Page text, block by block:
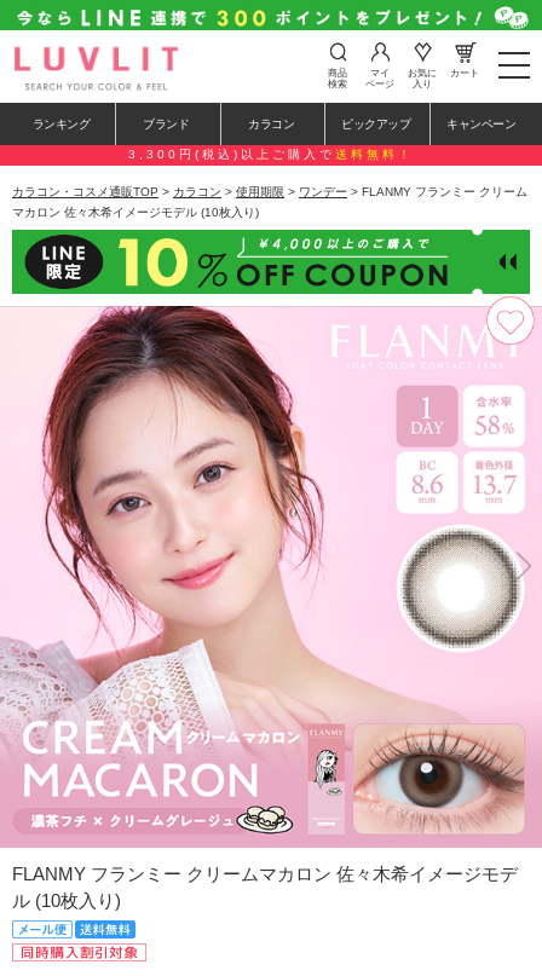
t
o
e
n
a
a
i
o
n
商品
検索
マイ
ページ
お気に
入り
カート
ランキング ブランド カラコン ピックアップ キャンペーン
3,300円(税込)以上ご購入で 送料無料！
カラコン・コスメ通販TOP > カラコン > 使用期限 > ワンデー > FLANMY フランミー クリーム
マカロン 佐々木希イメージモデル (10枚入り)
FLANMY フランミー クリームマカロン 佐々木希イメージモデ
ル (10枚入り)